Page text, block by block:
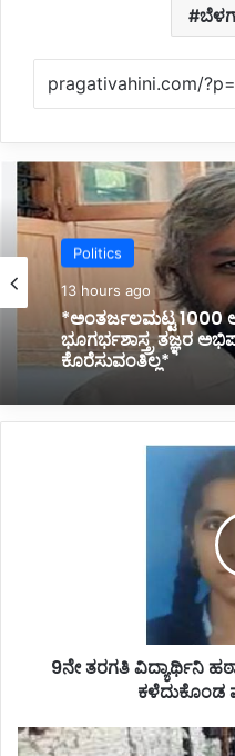
Politics
13 hours ago
*ಹೊರಟ್ಟಿಯವರಿಂದ
ಪರಿಷತ್ ಇಹಾಸದಲ್ಲಿ ಕಪ್ಪು
ಹ
9ನೇ ತರಗತಿ ವಿದ್ಯಾರ್ಥಿನಿ
ಕಳೆದುಕೊಂಡ
ಕು